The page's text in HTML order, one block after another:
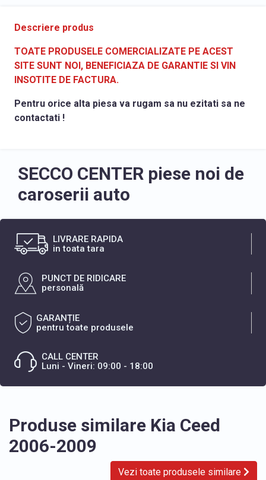
Descriere produs
TOATE PRODUSELE COMERCIALIZATE PE ACEST
SITE SUNT NOI, BENEFICIAZA DE GARANTIE SI VIN
INSOTITE DE FACTURA.
Pentru orice alta piesa va rugam sa nu ezitati sa ne
contactati !
SECCO CENTER piese noi de
caroserii auto
LIVRARE RAPIDA
in toata tara
PUNCT DE RIDICARE
personală
GARANȚIE
pentru toate produsele
CALL CENTER
Luni - Vineri: 09:00 - 18:00
Produse similare Kia Ceed
2006-2009
Vezi toate produsele similare